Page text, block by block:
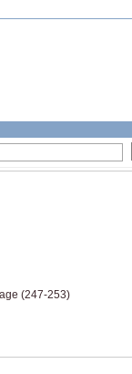
(247-253)